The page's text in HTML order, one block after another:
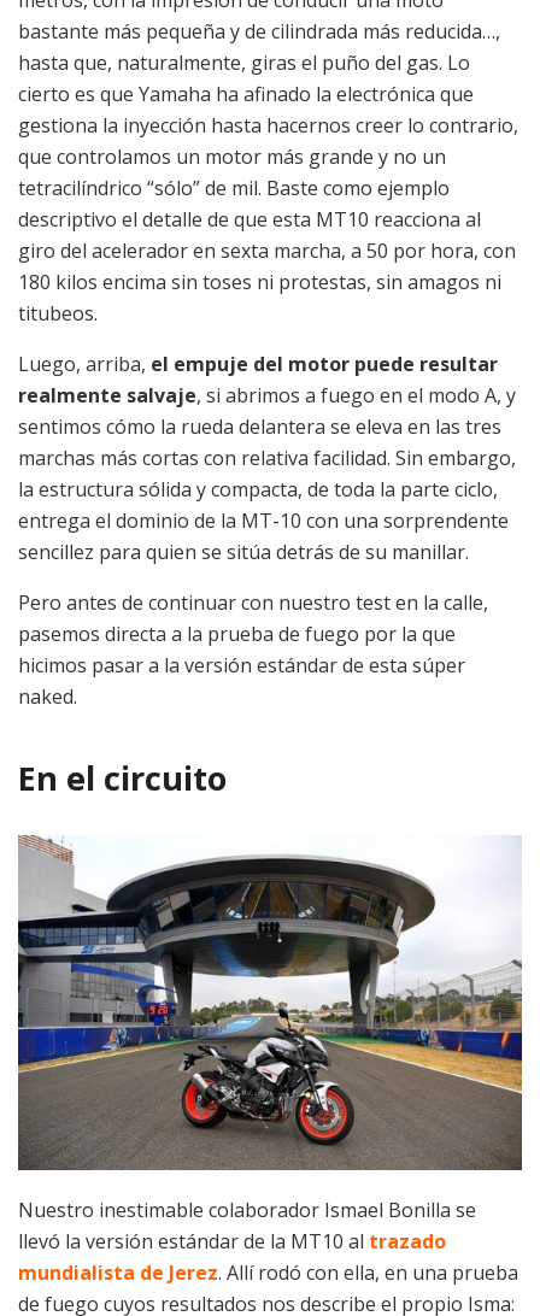
bastante más pequeña y de cilindrada más reducida…,
hasta que, naturalmente, giras el puño del gas. Lo
cierto es que Yamaha ha afinado la electrónica que
gestiona la inyección hasta hacernos creer lo contrario,
que controlamos un motor más grande y no un
tetracilíndrico “sólo” de mil. Baste como ejemplo
descriptivo el detalle de que esta MT10 reacciona al
giro del acelerador en sexta marcha, a 50 por hora, con
180 kilos encima sin toses ni protestas, sin amagos ni
titubeos.
Luego, arriba, el empuje del motor puede resultar
realmente salvaje, si abrimos a fuego en el modo A, y
sentimos cómo la rueda delantera se eleva en las tres
marchas más cortas con relativa facilidad. Sin embargo,
la estructura sólida y compacta, de toda la parte ciclo,
entrega el dominio de la MT-10 con una sorprendente
sencillez para quien se sitúa detrás de su manillar.
Pero antes de continuar con nuestro test en la calle,
pasemos directa a la prueba de fuego por la que
hicimos pasar a la versión estándar de esta súper
naked.
En el circuito
Nuestro inestimable colaborador Ismael Bonilla se
llevó la versión estándar de la MT10 al trazado
mundialista de Jerez. Allí rodó con ella, en una prueba
de fuego cuyos resultados nos describe el propio Isma: